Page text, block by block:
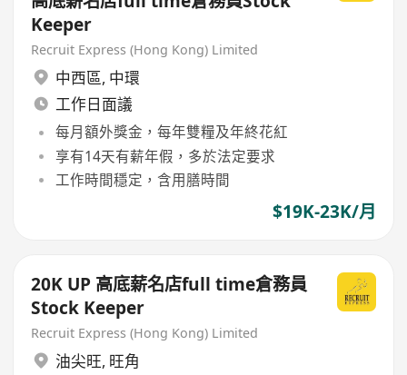
Keeper
Recruit Express (Hong Kong) Limited
中西區, 中環
工作日面議
每月額外獎金，每年雙糧及年終花紅
享有14天有薪年假，多於法定要求
工作時間穩定，含用膳時間
$19K-23K/月
20K UP 高底薪名店full time倉務員
Stock Keeper
Recruit Express (Hong Kong) Limited
油尖旺, 旺角